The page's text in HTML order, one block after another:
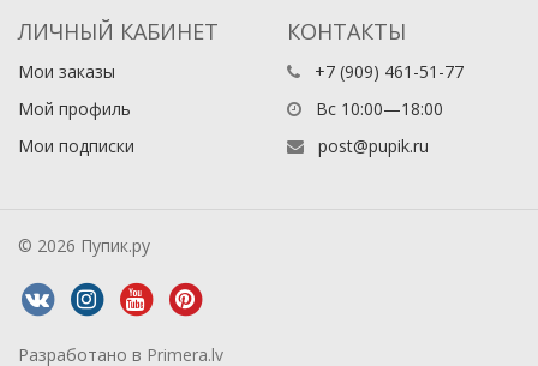
ЛИЧНЫЙ КАБИНЕТ
Мои заказы
Мой профиль
Мои подписки
КОНТАКТЫ
+7 (909) 461-51-77
Вс 10:00—18:00
post@pupik.ru
© 2026 Пупик.ру
Разработано в Primera.lv